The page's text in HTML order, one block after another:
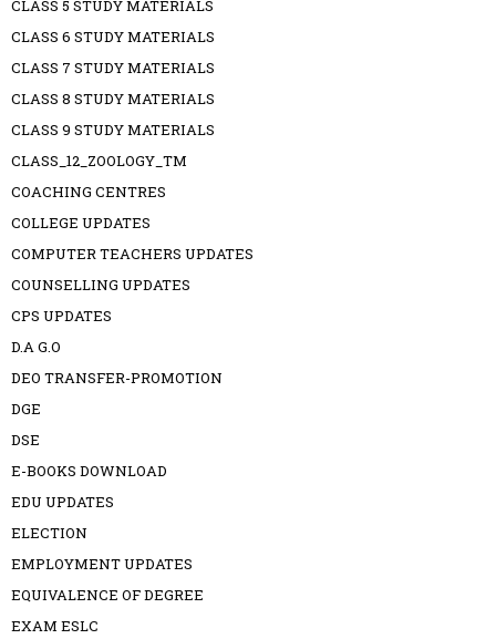
CLASS 5 STUDY MATERIALS
CLASS 6 STUDY MATERIALS
CLASS 7 STUDY MATERIALS
CLASS 8 STUDY MATERIALS
CLASS 9 STUDY MATERIALS
CLASS_12_ZOOLOGY_TM
COACHING CENTRES
COLLEGE UPDATES
COMPUTER TEACHERS UPDATES
COUNSELLING UPDATES
CPS UPDATES
D.A G.O
DEO TRANSFER-PROMOTION
DGE
DSE
E-BOOKS DOWNLOAD
EDU UPDATES
ELECTION
EMPLOYMENT UPDATES
EQUIVALENCE OF DEGREE
EXAM ESLC